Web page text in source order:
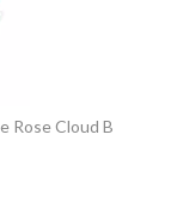
Rose Cloud B